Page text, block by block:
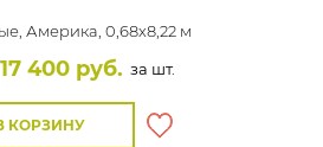
Америка, 0,68x8,22 м
17 400 руб. за шт.
КОРЗИНУ